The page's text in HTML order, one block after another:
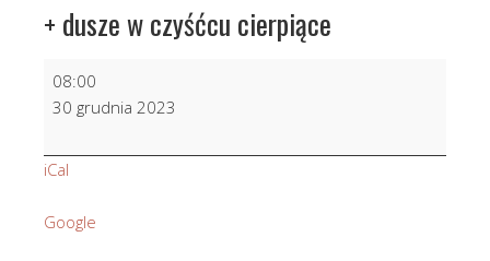
+ dusze w czyśćcu cierpiące
dusze
cierpiące
08:00
30 grudnia 2023
iCal
Google